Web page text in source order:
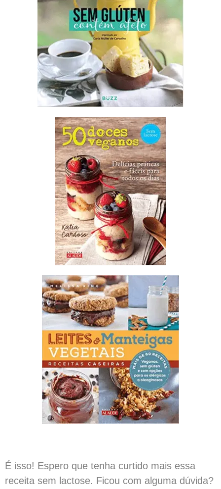
É isso! Espero que tenha curtido mais essa
receita sem lactose. Ficou com alguma dúvida?